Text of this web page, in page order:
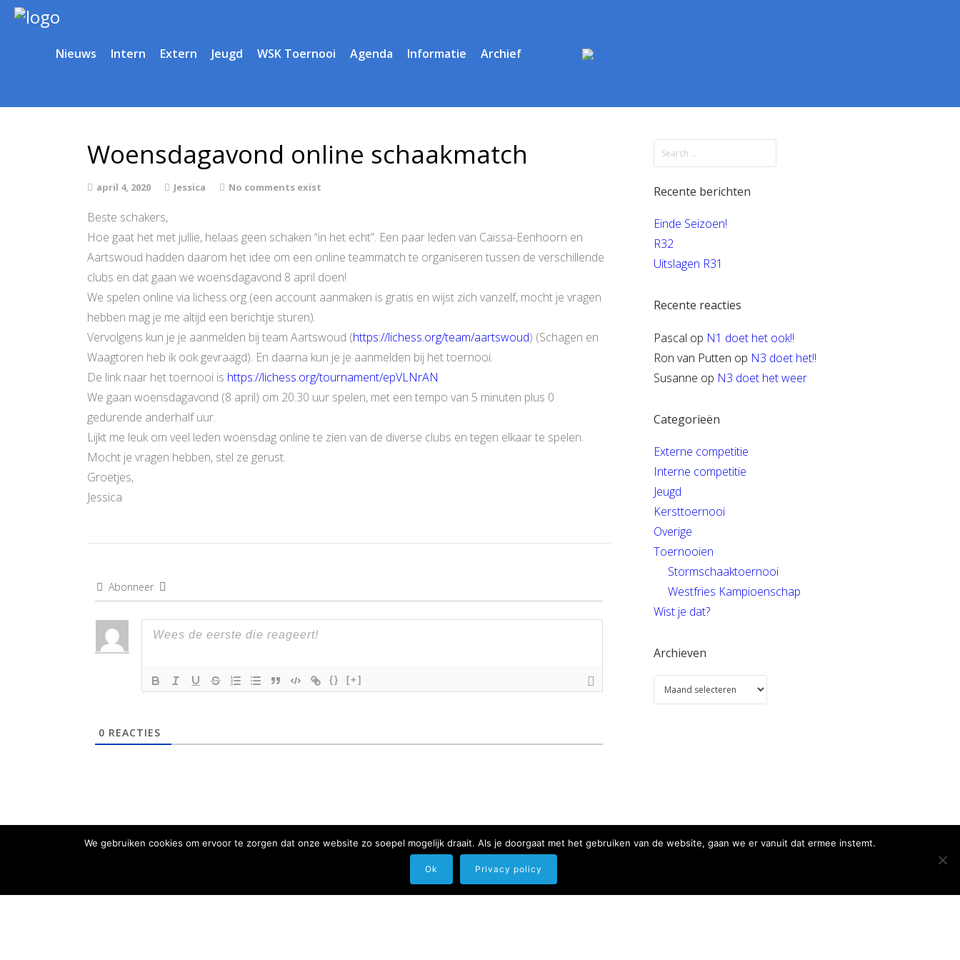
Nieuws Intern Extern Jeugd WSK Toernooi Agenda Informatie Archief
Woensdagavond online schaakmatch
april 4, 2020 Jessica No comments exist
Beste schakers,
Hoe gaat het met jullie, helaas geen schaken “in het echt”. Een paar leden van Caïssa-Eenhoorn en
Aartswoud hadden daarom het idee om een online teammatch te organiseren tussen de verschillende
clubs en dat gaan we woensdagavond 8 april doen!
We spelen online via lichess.org (een account aanmaken is gratis en wijst zich vanzelf, mocht je vragen
hebben mag je me altijd een berichtje sturen).
Vervolgens kun je je aanmelden bij team Aartswoud (https://lichess.org/team/aartswoud) (Schagen en
Waagtoren heb ik ook gevraagd). En daarna kun je je aanmelden bij het toernooi.
De link naar het toernooi is https://lichess.org/tournament/epVLNrAN
We gaan woensdagavond (8 april) om 20.30 uur spelen, met een tempo van 5 minuten plus 0
gedurende anderhalf uur.
Lijkt me leuk om veel leden woensdag online te zien van de diverse clubs en tegen elkaar te spelen.
Mocht je vragen hebben, stel ze gerust.
Groetjes,
Jessica
Abonneer
{} [+]
0 REACTIES
Recente berichten
Einde Seizoen!
R32
Uitslagen R31
Recente reacties
Pascal op N1 doet het ook!!
Ron van Putten op N3 doet het!!
Susanne op N3 doet het weer
Categorieën
Externe competitie
Interne competitie
Jeugd
Kersttoernooi
Overige
Toernooien
Stormschaaktoernooi
Westfries Kampioenschap
Wist je dat?
Archieven
We gebruiken cookies om ervoor te zorgen dat onze website zo soepel mogelijk draait. Als je doorgaat met het gebruiken van de website, gaan we er vanuit dat ermee instemt.
Ok Privacy policy